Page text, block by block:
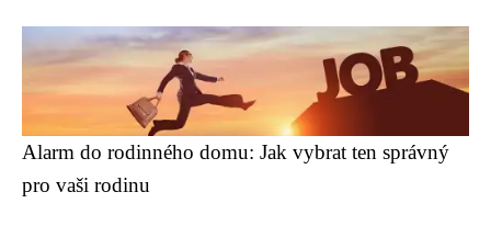
Alarm do rodinného domu: Jak vybrat ten správný
pro vaši rodinu